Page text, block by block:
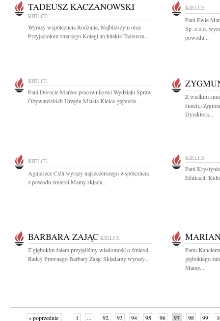
TADEUSZ KACZANOWSKI
KIELCE
Wyrazy współczucia Rodzinie, Najbliższym oraz
Przyjaciołom zmarłego Kolegi architekta Tadeusza...
KIELCE
Pani Ewie
Sp. z o.o.
powodu...
KIELCE
Pani Dorocie Marzec pracownikowi Wydziału Spraw
Obywatelskich Urzędu Miasta Kielce głębokie...
Z wielkim
śmierci
Dyrektora...
KIELCE
Agnieszce Ciźli wyrazy najszczerszego współczucia
z powodu śmierci Mamy składa...
KIELCE
Pani
Edukacji,
BARBARA ZAJĄC KIELCE
Z głębokim żalem przyjęliśmy wiadomość o śmierci
Radcy Prawnego Barbary Zając Składamy wyrazy...
Panu
głębokiego
Mamy...
« poprzednie 1 ... 92 93 94 95 96 97 98 99